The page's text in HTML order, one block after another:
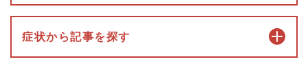
症状から記事を探す